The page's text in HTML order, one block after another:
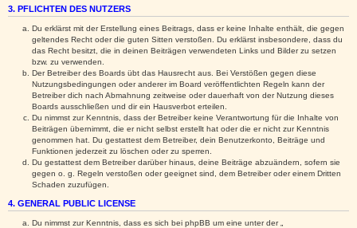
3. PFLICHTEN DES NUTZERS
Du erklärst mit der Erstellung eines Beitrags, dass er keine Inhalte enthält, die gegen
geltendes Recht oder die guten Sitten verstoßen. Du erklärst insbesondere, dass du
das Recht besitzt, die in deinen Beiträgen verwendeten Links und Bilder zu setzen
bzw. zu verwenden.
Der Betreiber des Boards übt das Hausrecht aus. Bei Verstößen gegen diese
Nutzungsbedingungen oder anderer im Board veröffentlichten Regeln kann der
Betreiber dich nach Abmahnung zeitweise oder dauerhaft von der Nutzung dieses
Boards ausschließen und dir ein Hausverbot erteilen.
Du nimmst zur Kenntnis, dass der Betreiber keine Verantwortung für die Inhalte von
Beiträgen übernimmt, die er nicht selbst erstellt hat oder die er nicht zur Kenntnis
genommen hat. Du gestattest dem Betreiber, dein Benutzerkonto, Beiträge und
Funktionen jederzeit zu löschen oder zu sperren.
Du gestattest dem Betreiber darüber hinaus, deine Beiträge abzuändern, sofern sie
gegen o. g. Regeln verstoßen oder geeignet sind, dem Betreiber oder einem Dritten
Schaden zuzufügen.
4. GENERAL PUBLIC LICENSE
Du nimmst zur Kenntnis, dass es sich bei phpBB um eine unter der „